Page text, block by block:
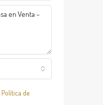
Política de